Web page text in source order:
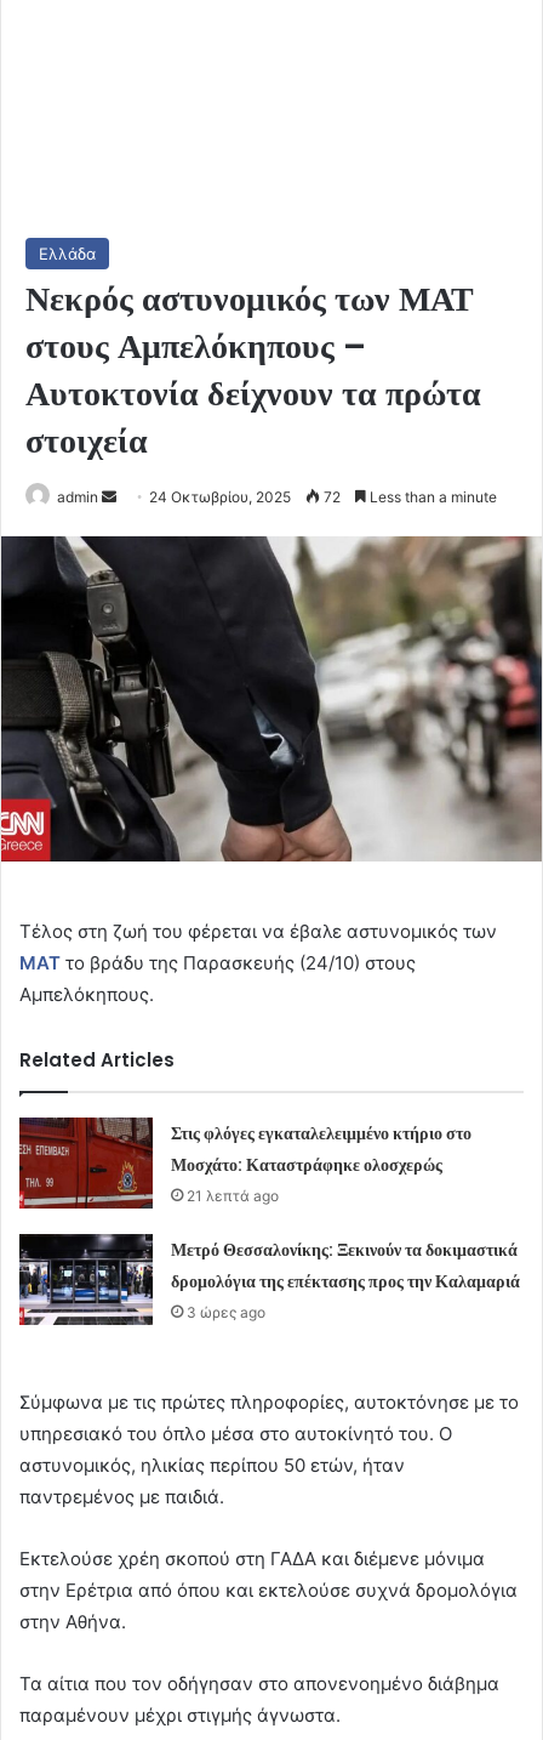
Ελλάδα
Νεκρός αστυνομικός των ΜΑΤ
στους Αμπελόκηπους –
Αυτοκτονία δείχνουν τα πρώτα
στοιχεία
admin
Send 24 Οκτωβρίου, 2025 72 Less than a minute
Τέλος στη ζωή του φέρεται να έβαλε αστυνομικός των
ΜΑΤ το βράδυ της Παρασκευής (24/10) στους
Αμπελόκηπους.
Related Articles
Στις φλόγες εγκαταλελειμμένο κτήριο στο
Μοσχάτο: Καταστράφηκε ολοσχερώς
21 λεπτά ago
Μετρό Θεσσαλονίκης: Ξεκινούν τα δοκιμαστικά
δρομολόγια της επέκτασης προς την Καλαμαριά
3 ώρες ago
Σύμφωνα με τις πρώτες πληροφορίες, αυτοκτόνησε με το
υπηρεσιακό του όπλο μέσα στο αυτοκίνητό του. Ο
αστυνομικός, ηλικίας περίπου 50 ετών, ήταν
παντρεμένος με παιδιά.
Εκτελούσε χρέη σκοπού στη ΓΑΔΑ και διέμενε μόνιμα
στην Ερέτρια από όπου και εκτελούσε συχνά δρομολόγια
στην Αθήνα.
Τα αίτια που τον οδήγησαν στο απονενοημένο διάβημα
παραμένουν μέχρι στιγμής άγνωστα.